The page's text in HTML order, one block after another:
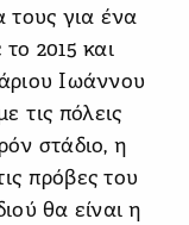
τους για ένα
2015 και
Ιωάννου
τις πόλεις
στάδιο, η
πρόβες του
θα είναι η